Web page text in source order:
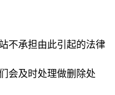
不承担由此引起的法律
会及时处理做删除处